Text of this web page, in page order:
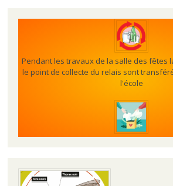
Pendant les travaux de la salle des fêtes
le point de collecte du relais sont
l'école